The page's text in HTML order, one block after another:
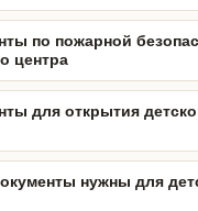
по пожарной
центра
для открытия
нужны для